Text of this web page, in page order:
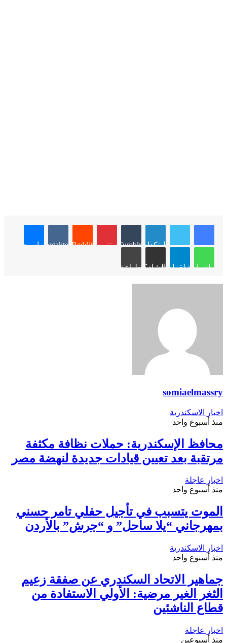
لينكدإن Tumblr بينتيريستReddit
VKontakteماسنجر
واتسابتيلقرام مشاركة عبر البريد طباعة
somiaelmassry
اخبار الاسكندرية
منذ أسبوع واحد
محافظ الإسكندرية: حملات نظافة مكثفة
مرتقبة بعد تعيين قيادات جديدة لنهضة مصر
اخبار عاجلة
منذ أسبوع واحد
الموت يتسبب في تأجيل حفلي تامر حسني
بمهرجاني “يلا ساحل” و “جرش” بالأردن
اخبار الاسكندرية
منذ أسبوع واحد
جماهير الاتحاد السكندري عن صفقة زعيم
الثغر الغير مرضية: الأولي الاستفادة من
قطاع الناشئين
اخبار عاجلة
منذ أسبوعين